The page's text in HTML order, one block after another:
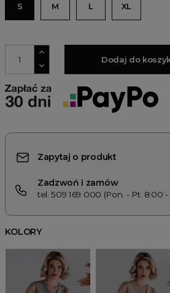
S M L XL
Dodaj do
Zapytaj o produkt
Zadzwoń i zamów
tel. 509 169 000 (Pon. - Pt. 8:00 -
KOLORY